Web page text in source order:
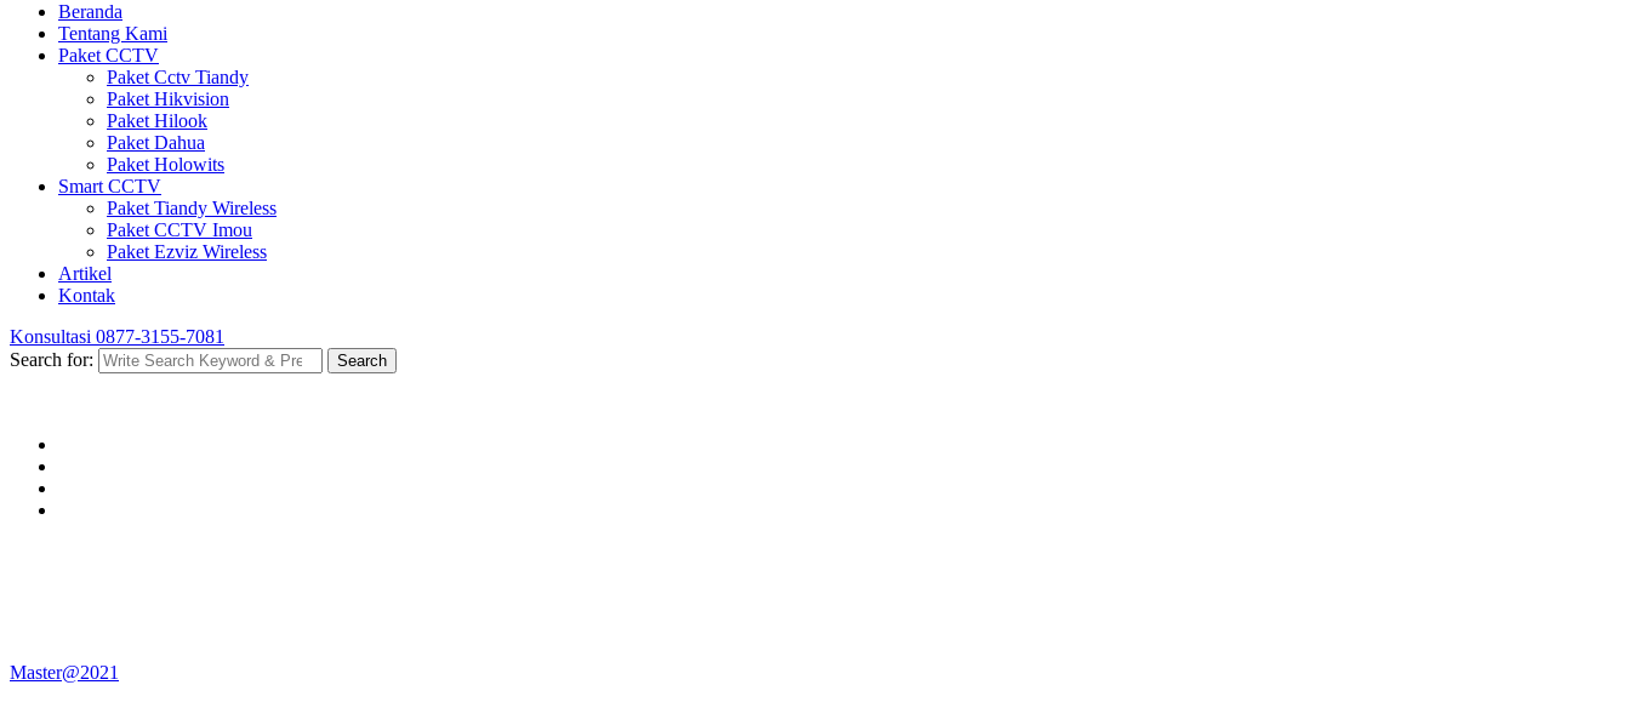
Beranda
Tentang Kami
Paket CCTV
Paket Cctv Tiandy
Paket Hikvision
Paket Hilook
Paket Dahua
Paket Holowits
Smart CCTV
Paket Tiandy Wireless
Paket CCTV Imou
Paket Ezviz Wireless
Artikel
Kontak
Konsultasi 0877-3155-7081
Search for:
Search
Master@2021